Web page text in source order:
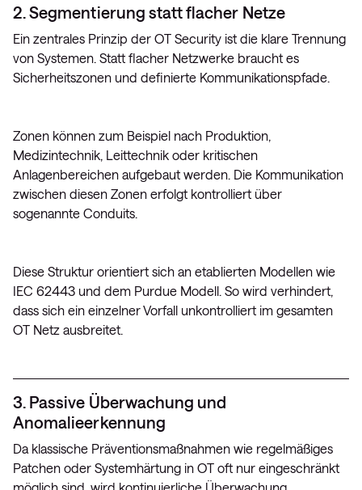
2. Segmentierung statt flacher Netze
Ein zentrales Prinzip der OT Security ist die klare Trennung
von Systemen. Statt flacher Netzwerke braucht es
Sicherheitszonen und definierte Kommunikationspfade.
Zonen können zum Beispiel nach Produktion,
Medizintechnik, Leittechnik oder kritischen
Anlagenbereichen aufgebaut werden. Die Kommunikation
zwischen diesen Zonen erfolgt kontrolliert über
sogenannte Conduits.
Diese Struktur orientiert sich an etablierten Modellen wie
IEC 62443 und dem Purdue Modell. So wird verhindert,
dass sich ein einzelner Vorfall unkontrolliert im gesamten
OT Netz ausbreitet.
3. Passive Überwachung und
Anomalieerkennung
Da klassische Präventionsmaßnahmen wie regelmäßiges
Patchen oder Systemhärtung in OT oft nur eingeschränkt